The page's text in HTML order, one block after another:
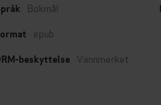
Bokmål
epub
beskyttelse Vannmerket